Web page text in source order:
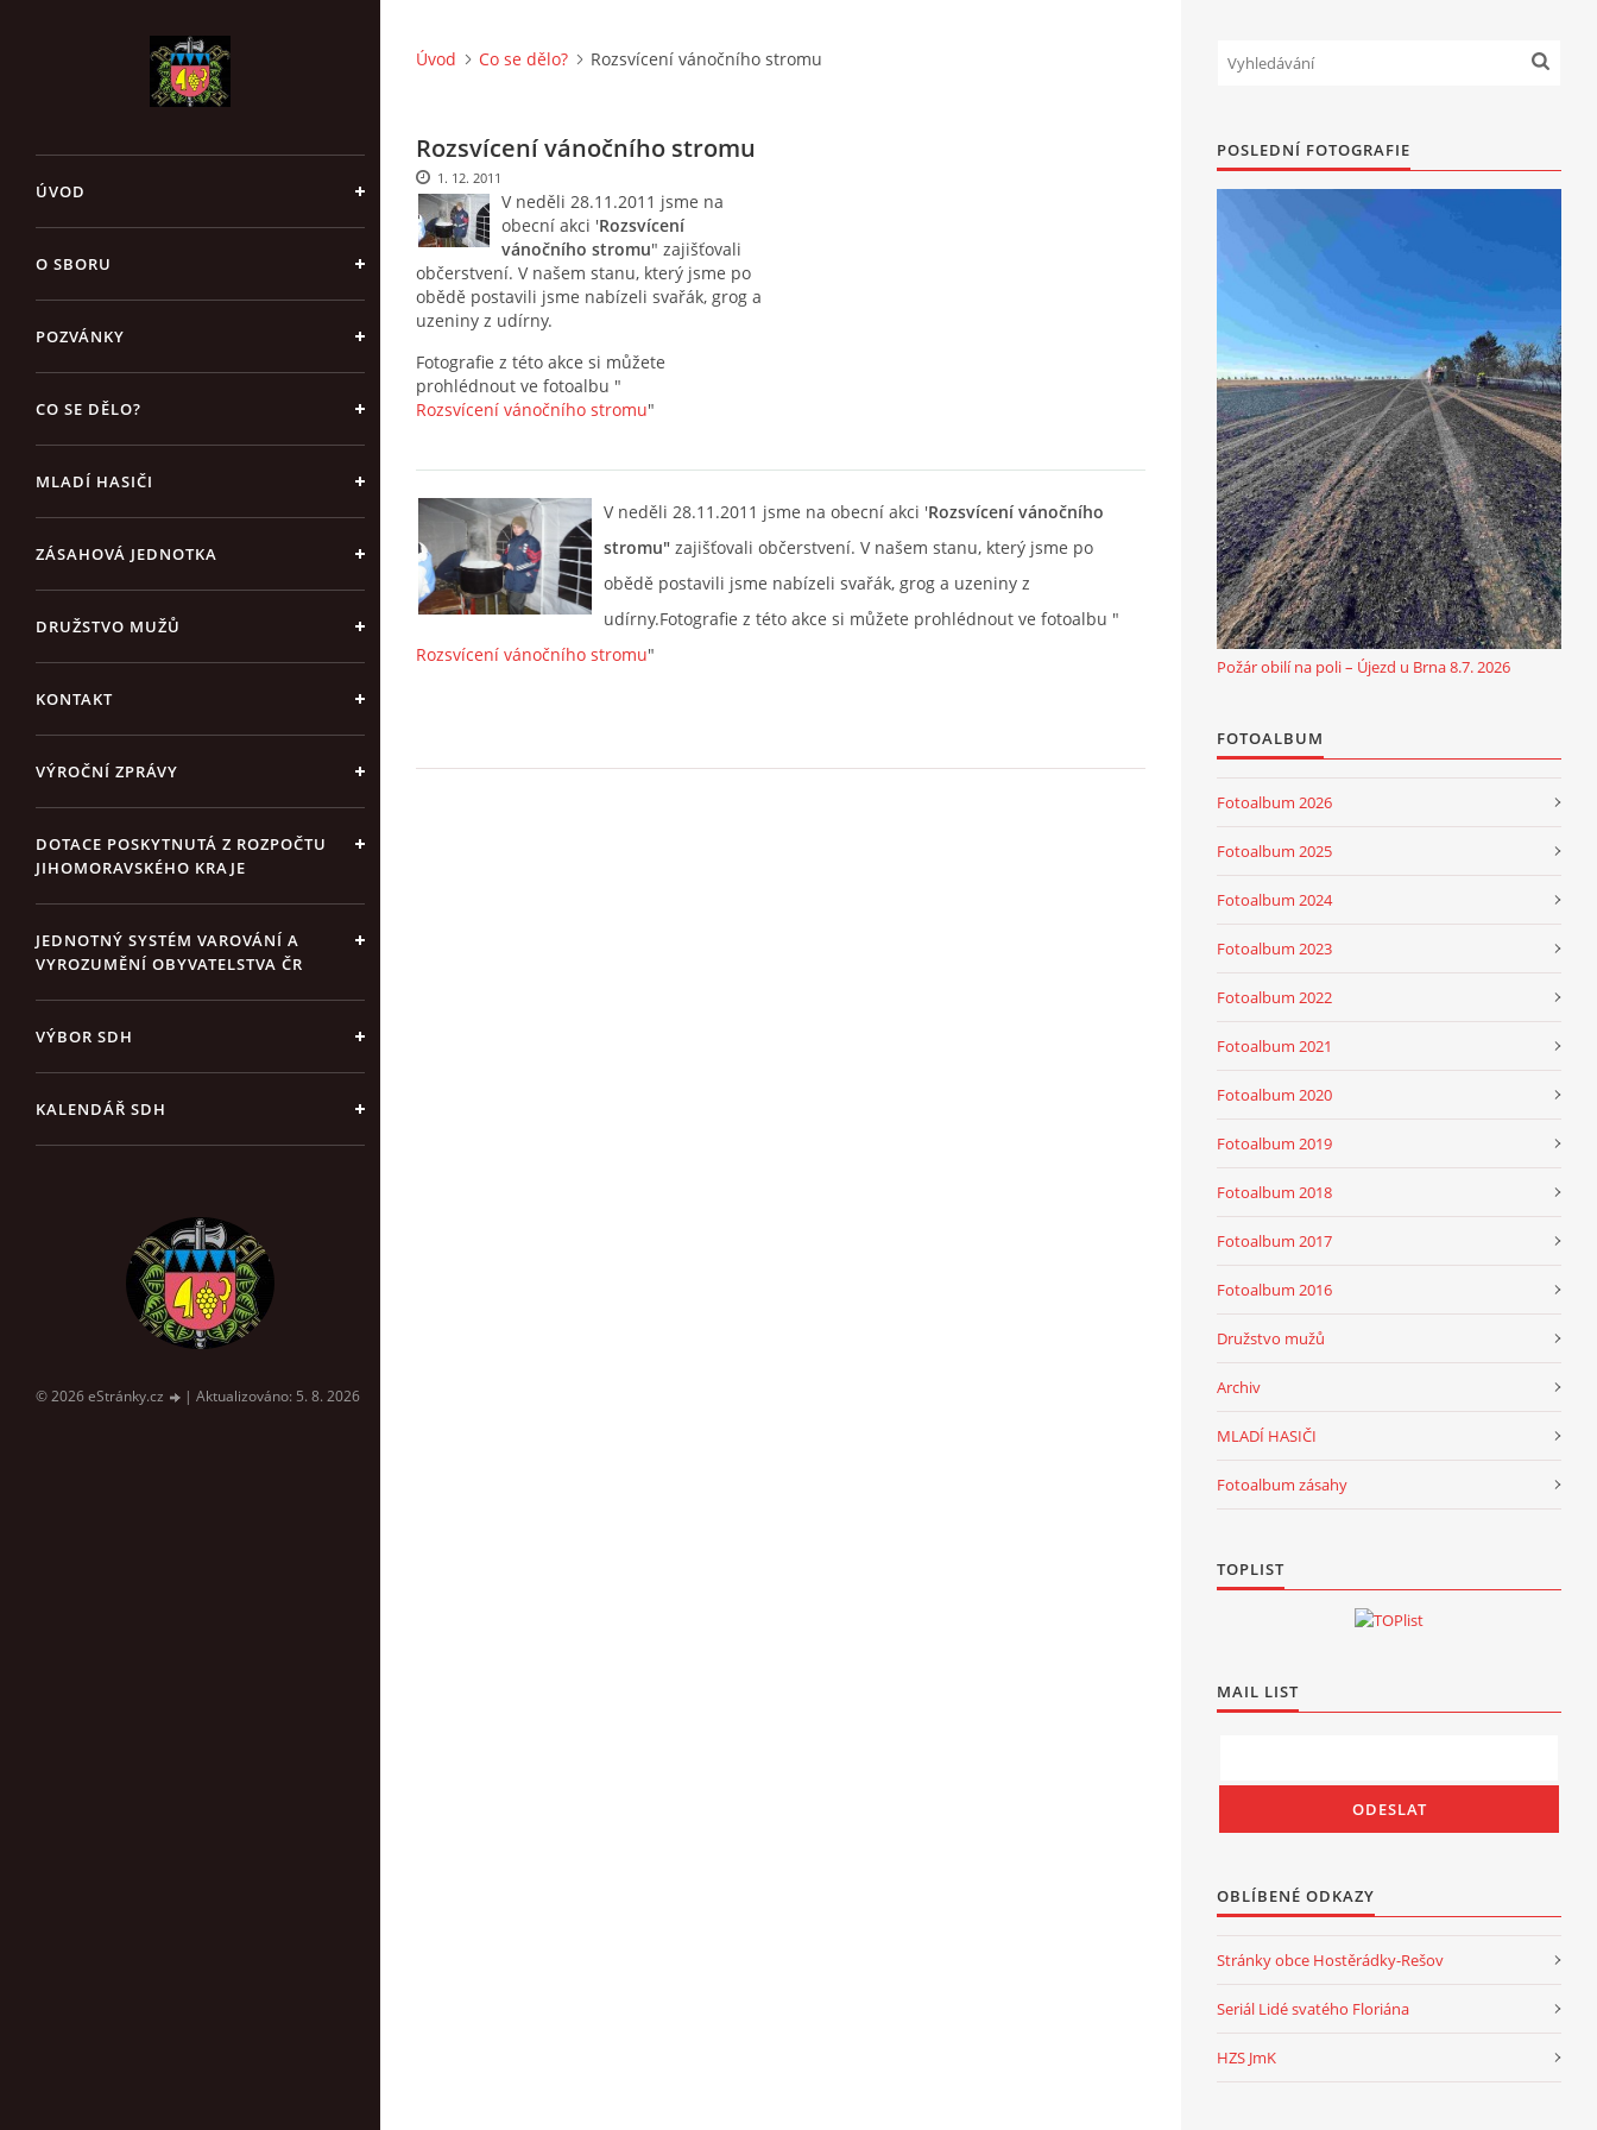
ÚVOD
O SBORU
POZVÁNKY
CO SE DĚLO?
MLADÍ HASIČI
ZÁSAHOVÁ JEDNOTKA
DRUŽSTVO MUŽŮ
KONTAKT
VÝROČNÍ ZPRÁVY
DOTACE POSKYTNUTÁ Z ROZPOČTU
JIHOMORAVSKÉHO KRAJE
JEDNOTNÝ SYSTÉM VAROVÁNÍ A
VYROZUMĚNÍ OBYVATELSTVA ČR
VÝBOR SDH
KALENDÁŘ SDH
© 2026 eStránky.cz | Aktualizováno: 5. 8. 2026
Úvod Co se dělo? Rozsvícení vánočního stromu
Rozsvícení vánočního stromu
V neděli 28.11.2011 jsme na
obecní akci 'Rozsvícení
vánočního stromu" zajišťovali
občerstvení. V našem stanu, který jsme po
obědě postavili jsme nabízeli svařák, grog a
uzeniny z udírny.
Fotografie z této akce si můžete
prohlédnout ve fotoalbu "
Rozsvícení vánočního stromu"
1. 12. 2011
V neděli 28.11.2011 jsme na obecní akci 'Rozsvícení vánočního
stromu" zajišťovali občerstvení. V našem stanu, který jsme po
obědě postavili jsme nabízeli svařák, grog a uzeniny z
udírny.Fotografie z této akce si můžete prohlédnout ve fotoalbu "
Rozsvícení vánočního stromu"
POSLEDNÍ FOTOGRAFIE
Požár obilí na poli – Újezd u Brna 8.7. 2026
FOTOALBUM
Fotoalbum 2026
Fotoalbum 2025
Fotoalbum 2024
Fotoalbum 2023
Fotoalbum 2022
Fotoalbum 2021
Fotoalbum 2020
Fotoalbum 2019
Fotoalbum 2018
Fotoalbum 2017
Fotoalbum 2016
Družstvo mužů
Archiv
MLADÍ HASIČI
Fotoalbum zásahy
TOPLIST
MAIL LIST
OBLÍBENÉ ODKAZY
Stránky obce Hostěrádky-Rešov
Seriál Lidé svatého Floriána
HZS JmK